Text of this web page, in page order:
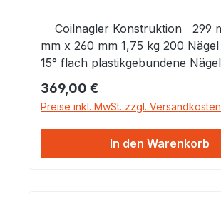
Coilnagler Konstruktion 299 mm x 133
mm x 260 mm 1,75 kg ​200
15° flach plastikgebundene
mm Anwendung -Befestigung von Haften,
Blechdächern,
Gipsplatten und Spanplatten
Einsatzgebiete: zur Befestigung
Regulärer Preis:
369,00 €
Preise inkl. MwSt. zzgl. Versandkosten
In den Warenkorb